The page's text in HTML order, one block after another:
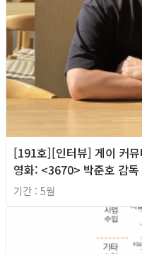
[191호][인터뷰] 게이 커뮤
영화: <3670> 박준호 감독
기간 : 5월